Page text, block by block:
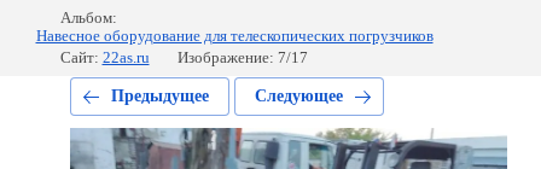
Альбом:
Навесное оборудование для телескопических погрузчиков
Сайт: 22as.ru Изображение: 7/17
Предыдущее Следующее